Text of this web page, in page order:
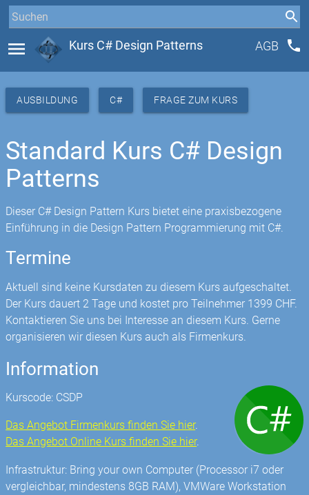
menu Kurs C# Design Patterns AGB phone
AUSBILDUNG C# FRAGE ZUM KURS
Standard Kurs C# Design
Patterns
Dieser C# Design Pattern Kurs bietet eine praxisbezogene
Einführung in die Design Pattern Programmierung mit C#.
Termine
Aktuell sind keine Kursdaten zu diesem Kurs aufgeschaltet.
Der Kurs dauert 2 Tage und kostet pro Teilnehmer 1399 CHF.
Kontaktieren Sie uns bei Interesse an diesem Kurs. Gerne
organisieren wir diesen Kurs auch als Firmenkurs.
Information
Kurscode: CSDP
Das Angebot Firmenkurs finden Sie hier.
Das Angebot Online Kurs finden Sie hier.
Infrastruktur: Bring your own Computer (Processor i7 oder
vergleichbar, mindestens 8GB RAM), VMWare Workstation